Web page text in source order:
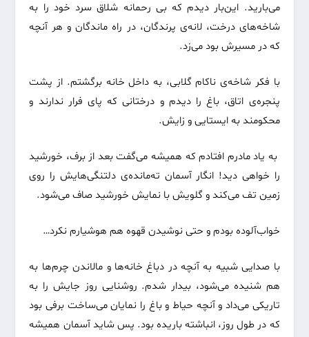
می‌بارید. این‌بار دیدم که بی رحمانه شلاق سرد خود را به
شاخه‌های درخت، لانه‌ی پرندگان‌، در راه ماندگان و هر آنچه
که در مسیرش بود می‌زد.
با فکر شاخه‌ی ناکام گلابی، به داخل خانه برگشتم. از پشت
پنجره‌ی اتاق، باغ را دیدم و درختانی که پای فرار ندارند و
محکومند به ایستایی و زایش.
به یاد مادرم افتادم که همیشه می‌گفت بعد از برف، خورشید
را خواهی دید! انگار آسمان ته‌مانده‌ی دلتنگی‌هایش را روی
زمین تف می‌کند و گلویش با نمایش خورشید صاف می‌شود.
خواب‌آلوده بودم و حتی نوشیدن قهوه هم هوشیارم نکرد…
با صدایی شبیه به آنچه در دباغ خانه‌ها و مالاندن چرم‌ها به
هم شنیده می‌شود‌، بیدار شدم. روشنایی روز جایش را به
تاریکی می‌داد و آنچه حیاط و باغ را نمایان می‌ساخت برفی بود
که در طول روز، انباشته باریده بود. پس شاید آسمان همیشه